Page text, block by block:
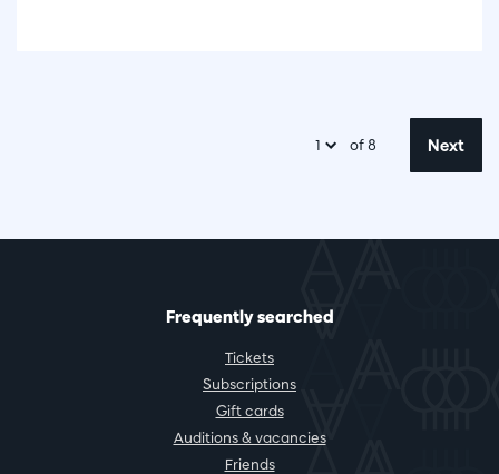
of 8 Next
Frequently searched
Tickets
Subscriptions
Gift cards
Auditions & vacancies
Friends